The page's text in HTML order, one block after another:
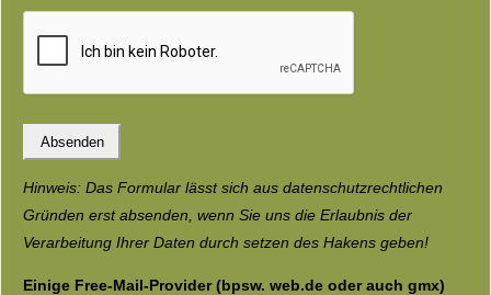
Hinweis: Das Formular lässt sich aus datenschutzrechtlichen
Gründen erst absenden, wenn Sie uns die Erlaubnis der
Verarbeitung Ihrer Daten durch setzen des Hakens geben!
Einige Free-Mail-Provider (bpsw. web.de oder auch gmx)